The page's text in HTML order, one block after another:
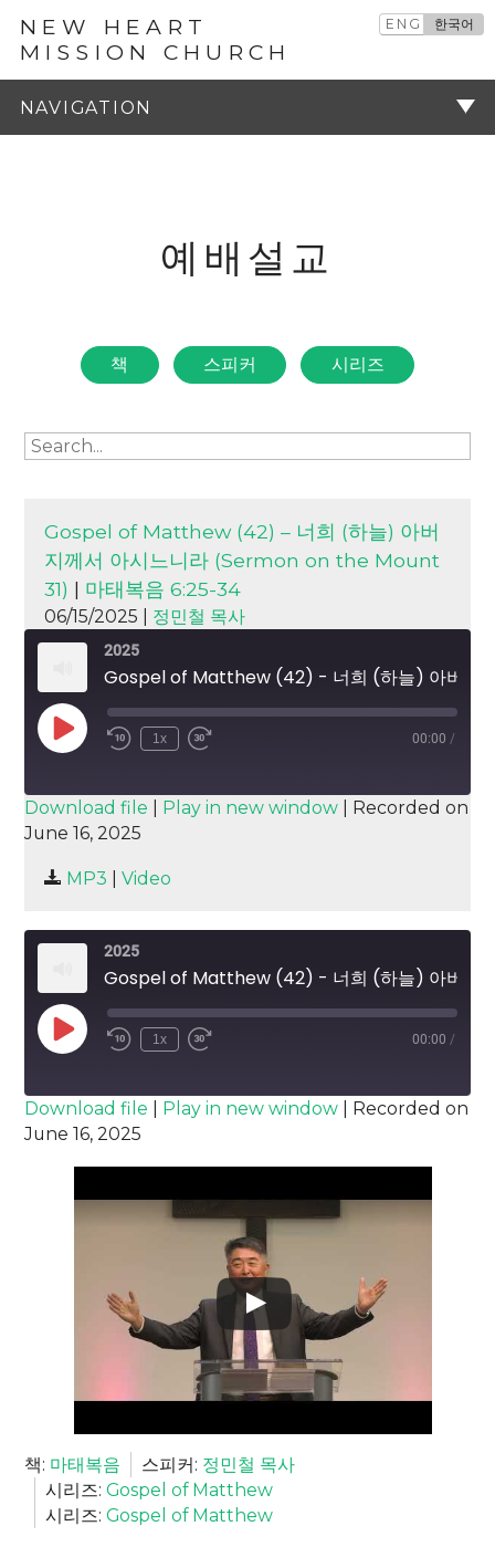
NEW HEART
MISSION CHURCH
ENG 한국어
예배설교
책 스피커 시리즈
Gospel of Matthew (42) – 너희 (하늘) 아버
지께서 아시느니라 (Sermon on the Mount
31) | 마태복음 6:25-34
06/15/2025 | 정민철 목사
2025
Play
Episode
1x 00:00 /
SUBSCRIBE SHARE
SHARE
LINK
EMBED
Download file Play in new window
Recorded on
June 16, 2025
MP3 Video
2025
Play
Episode
1x 00:00 /
SUBSCRIBE SHARE
SHARE
Download file Play in new window
Recorded on
June 16, 2025
책: 마태복음 스피커: 정민철 목사
시리즈: Gospel of Matthew
시리즈: Gospel of Matthew